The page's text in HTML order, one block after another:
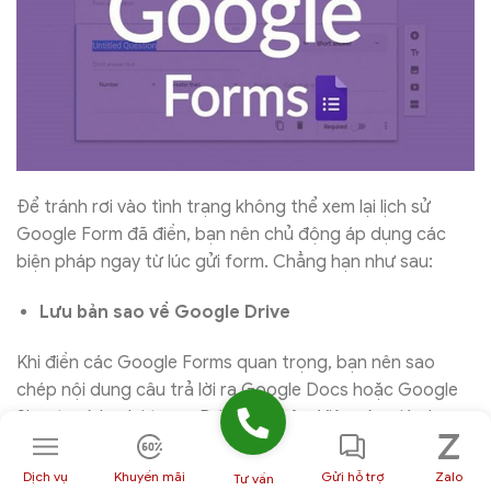
Để tránh rơi vào tình trạng không thể xem lại lịch sử
Google Form đã điền, bạn nên chủ động áp dụng các
biện pháp ngay từ lúc gửi form. Chẳng hạn như sau:
Lưu bản sao về Google Drive
Khi điền các Google Forms quan trọng, bạn nên sao
chép nội dung câu trả lời ra Google Docs hoặc Google
Sheets và lưu lại trong Drive cá nhân. Việc này giúp bạn
có một bản lưu độc lập, không phụ thuộc vào quyền truy
cập của người tạo form. Ngay cả khi sau này form bị xóa
Dịch vụ Khuyến mãi Tư vấn Gửi hỗ trợ Zalo